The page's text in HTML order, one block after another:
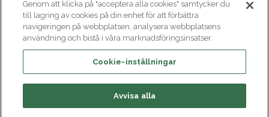
SKICKA
Genom att klicka på "acceptera alla cookies" samtycker du
till lagring av cookies på din enhet för att förbättra
navigeringen på webbplatsen, analysera webbplatsens
användning och bistå i våra marknadsföringsinsatser.
Cookie-inställningar
Avvisa alla